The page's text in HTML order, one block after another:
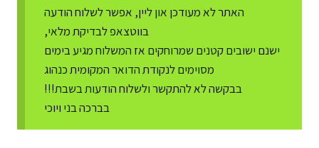
האתר לא מעודכן און ליין, אפשר לשלוח הודעה
בווטצאפ לבדיקת מלאי,
ישנם ישובים קטנים שמרוחקים אז המשלוח מגיע בימים
מסוימים לנקודת הדואר המקומית כנהוג
בבקשה לא להתקשר ולשלוח הודעות בשבת!!!
בברכה בני ויוכי